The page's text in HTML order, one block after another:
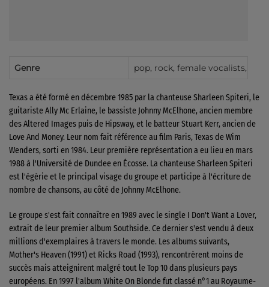
Genre pop, rock, female vocalists,
Texas a été formé en décembre 1985 par la chanteuse Sharleen Spiteri, le
guitariste Ally Mc Erlaine, le bassiste Johnny McElhone, ancien membre
des Altered Images puis de Hipsway, et le batteur Stuart Kerr, ancien de
Love And Money. Leur nom fait référence au film Paris, Texas de Wim
Wenders, sorti en 1984. Leur première représentation a eu lieu en mars
1988 à l'Université de Dundee en Écosse. La chanteuse Sharleen Spiteri
est l'égérie et le principal visage du groupe et participe à l'écriture de
nombre de chansons, au côté de Johnny McElhone.
Le groupe s'est fait connaître en 1989 avec le single I Don't Want a Lover,
extrait de leur premier album Southside. Ce dernier s'est vendu à deux
millions d'exemplaires à travers le monde. Les albums suivants,
Mother's Heaven (1991) et Ricks Road (1993), rencontrèrent moins de
succès mais atteignirent malgré tout le Top 10 dans plusieurs pays
européens. En 1997 l'album White On Blonde fut classé n°1 au Royaume-